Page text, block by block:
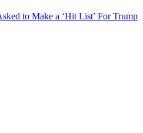
to Make a ‘Hit List’ For Trump